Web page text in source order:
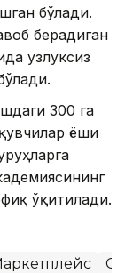
бўлади.
берадиган
узлуксиз
300 га
ёши
ўқитилади.